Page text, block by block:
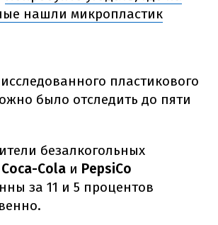
нашли микропластик
пластикового
было отследить до пяти
безалкогольных
Coca-Cola и PepsiCo
за 11 и 5 процентов